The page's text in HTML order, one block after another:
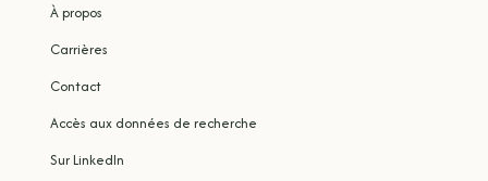
À propos
Carrières
Contact
Accès aux données de recherche
Sur LinkedIn